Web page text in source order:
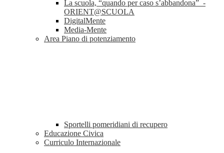
La scuola, “quando per caso s’abbandona” -
ORIENT@SCUOLA
DigitalMente
Media-Mente
Area Piano di potenziamento
Sportelli pomeridiani di recupero
Educazione Civica
Curriculo Internazionale